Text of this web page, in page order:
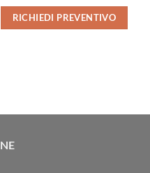
RICHIEDI PREVENTIVO